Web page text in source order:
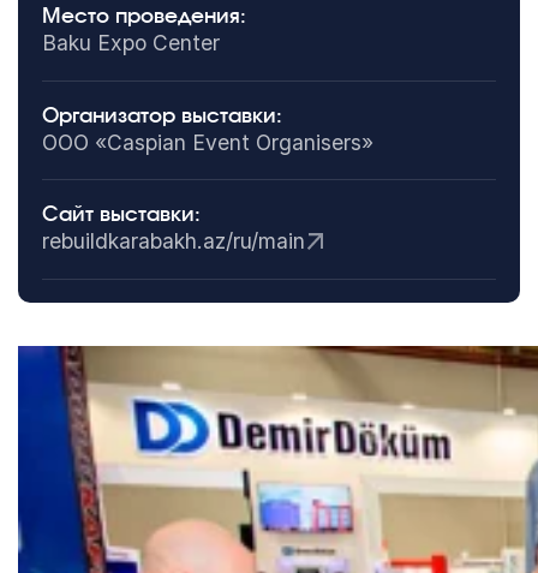
Место проведения:
Baku Expo Center
Организатор выставки:
OОО «Caspian Event Organisers»
Сайт выставки:
rebuildkarabakh.az/ru/main